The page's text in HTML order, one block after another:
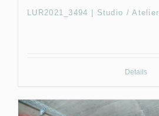
LUR2021_3494 | Studio / Atelier
Details